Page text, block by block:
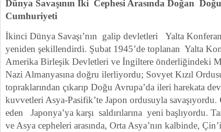
Dünya Savaşının İki Cephesi Arasında Doğan
Cumhuriyeti
İkinci Dünya Savaşı’nın galip devletleri Yalta
yeniden şekillendirdi. Şubat 1945’de toplanan Yalta
Amerika Birleşik Devletleri ve İngiltere önderliğindeki
Nazi Almanyasına doğru ilerliyordu; Sovyet Kızıl
topraklarından çıkarıp Doğu Avrupa’da ileri harekata
kuvvetleri Asya-Pasifik’te Japon ordusuyla
eden Japonya’ya karşı saldırılarına yeni başlıyordu.
ve Asya cepheleri arasında, Orta Asya’nın kalbinde,